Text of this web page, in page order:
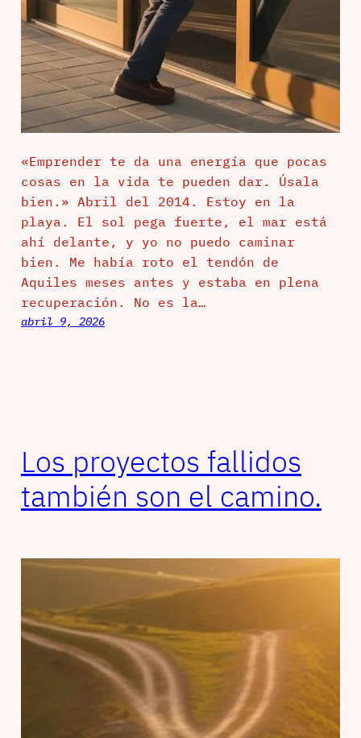
«Emprender te da una energía que pocas
cosas en la vida te pueden dar. Úsala
bien.» Abril del 2014. Estoy en la
playa. El sol pega fuerte, el mar está
ahí delante, y yo no puedo caminar
bien. Me había roto el tendón de
Aquiles meses antes y estaba en plena
recuperación. No es la…
abril 9, 2026
Los proyectos fallidos
también son el camino.